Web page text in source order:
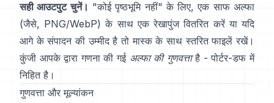
सही आउटपुट चुनें। "कोई पृष्ठभूमि नहीं" के लिए, एक साफ अल्फा
(जैसे, PNG/WebP) के साथ एक रेखापुंज वितरित करें या यदि
आगे के संपादन की उम्मीद है तो मास्क के साथ स्तरित फाइलें रखें।
कुंजी आपके द्वारा गणना की गई अल्फा की गुणवत्ताहै -पोर्टर-डफ में
निहित है।
गुणवत्ता और मूल्यांकन